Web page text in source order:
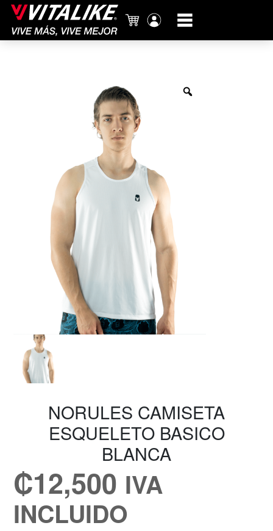
Carrito
cuenta
NORULES CAMISETA
ESQUELETO BASICO
BLANCA
₡12,500 IVA
INCLUIDO